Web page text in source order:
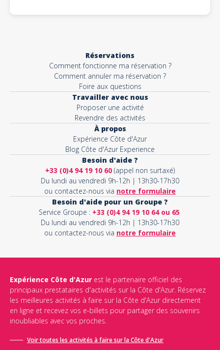
Réservations
Comment fonctionne ma réservation ?
Comment annuler ma réservation ?
Foire aux questions
Travailler avec nous
Proposer une activité
Revendre des activités
À propos
Expérience Côte d'Azur
Blog Côte d'Azur Experience
Besoin d'aide ?
+33 (0)4 94 19 10 60 (appel non surtaxé)
Du lundi au vendredi 9h-12h | 13h30-17h30
ou contactez-nous via notre formulaire
Besoin d'aide pour un Groupe ?
Service Groupe : +33 (0)4 94 19 10 64 ou 65
Du lundi au vendredi 9h-12h | 13h30-17h30
ou contactez-nous via notre formulaire
Expérience Côte d'Azur est le partenaire officiel des
principaux prestataires d'activités sur la Côte d'Azur. Réservez
les meilleures activités à faire sur la Côte d'Azur directement
en ligne et recevez vos e-billets pour partager des souvenirs
inoubliables avec vos proches.
Voir toutes les activités à faire sur la Côte d'Azur